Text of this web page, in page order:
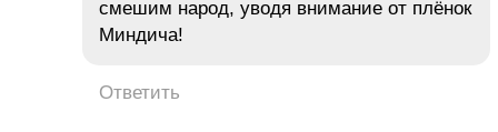
смешим народ, уводя внимание от плёнок
Миндича!
Ответить